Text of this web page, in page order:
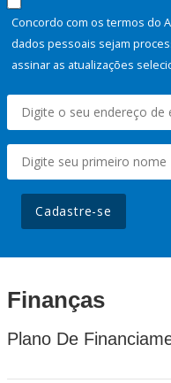
Concordo com os termos do
dados pessoais sejam
assinar as atualizações
Cadastre-se
Finanças
Plano De